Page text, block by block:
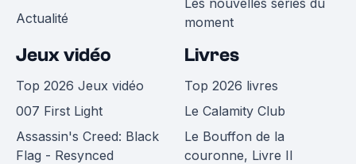
Actualité
moment
Jeux vidéo
Top 2026 Jeux vidéo
007 First Light
Assassin's Creed: Black
Flag - Resynced
Livres
Top 2026 livres
Le Calamity Club
Le Bouffon de la
couronne, Livre II